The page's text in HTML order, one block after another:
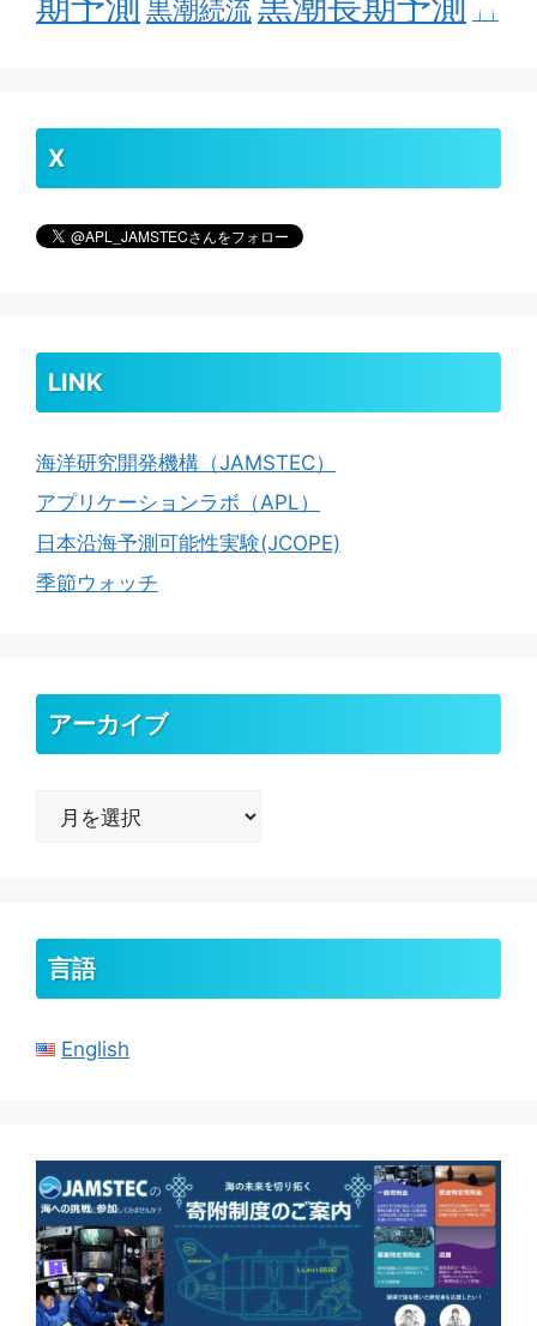
黒潮続流 ｊｊ
X
LINK
海洋研究開発機構（JAMSTEC）
アプリケーションラボ（APL）
日本沿海予測可能性実験(JCOPE)
季節ウォッチ
アーカイブ
言語
English